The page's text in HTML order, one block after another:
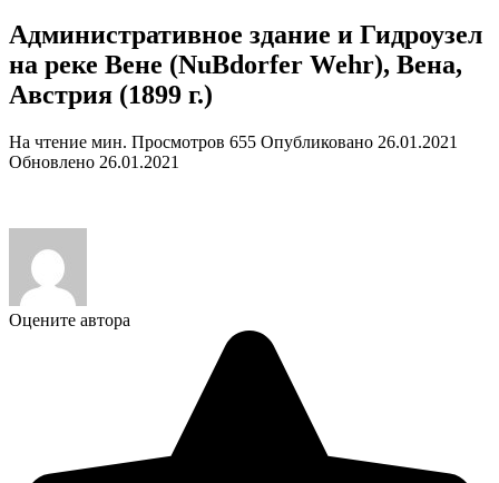
Административное здание и Гидроузел
на реке Вене (NuBdorfer Wehr), Вена,
Австрия (1899 г.)
На чтение мин. Просмотров 655 Опубликовано 26.01.2021
Обновлено 26.01.2021
Оцените автора